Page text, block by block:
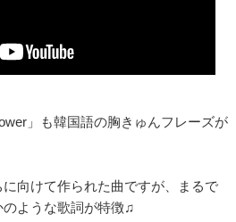
」も韓国語の胸きゅんフレーズが
向けて作られた曲ですが、まるで
ような歌詞が特徴♫